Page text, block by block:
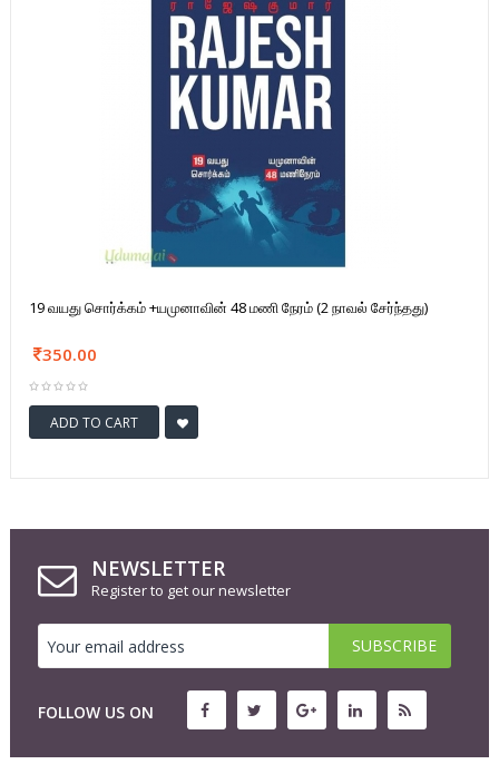
19 வயது சொர்க்கம் +யமுனாவின் 48 மணி நேரம் (2 நாவல் சேர்ந்தது)
350.00
ADD TO CART
NEWSLETTER
Register to get our newsletter
FOLLOW US ON